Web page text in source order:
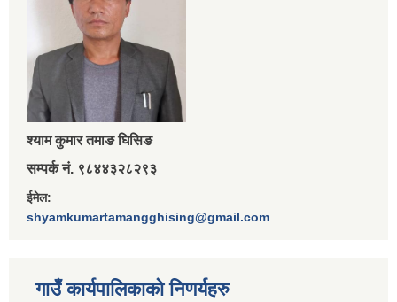
श्‍याम कुमार तमाङ घिसिङ
सम्पर्क नं. ९८४४३२८२९३
ईमेल:
shyamkumartamangghising@gmail.com
गाउँ कार्यपालिकाकाे निणर्यहरु